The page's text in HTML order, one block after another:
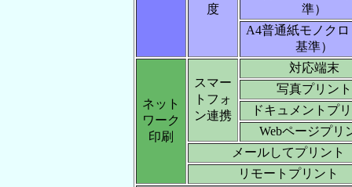
度
準）
A4普通紙モノクロ
基準）
ネット
ワーク
印刷
スマー
トフォ
ン連携
対応端末
写真プリント
ドキュメントプ
Webページプリ
メールしてプリント
リモートプリント